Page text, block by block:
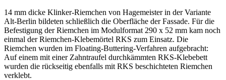
14 mm dicke Klinker-Riemchen von Hagemeister in der Variante
Alt-Berlin bildeten schließlich die Oberfläche der Fassade. Für die
Befestigung der Riemchen im Modulformat 290 x 52 mm kam noch
einmal der Riemchen-Klebemörtel RKS zum Einsatz. Die
Riemchen wurden im Floating-Buttering-Verfahren aufgebracht:
Auf einem mit einer Zahntraufel durchkämmten RKS-Klebebett
wurden die rückseitig ebenfalls mit RKS beschichteten Riemchen
verklebt.